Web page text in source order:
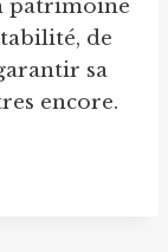
patrimoine
de
sa
encore.